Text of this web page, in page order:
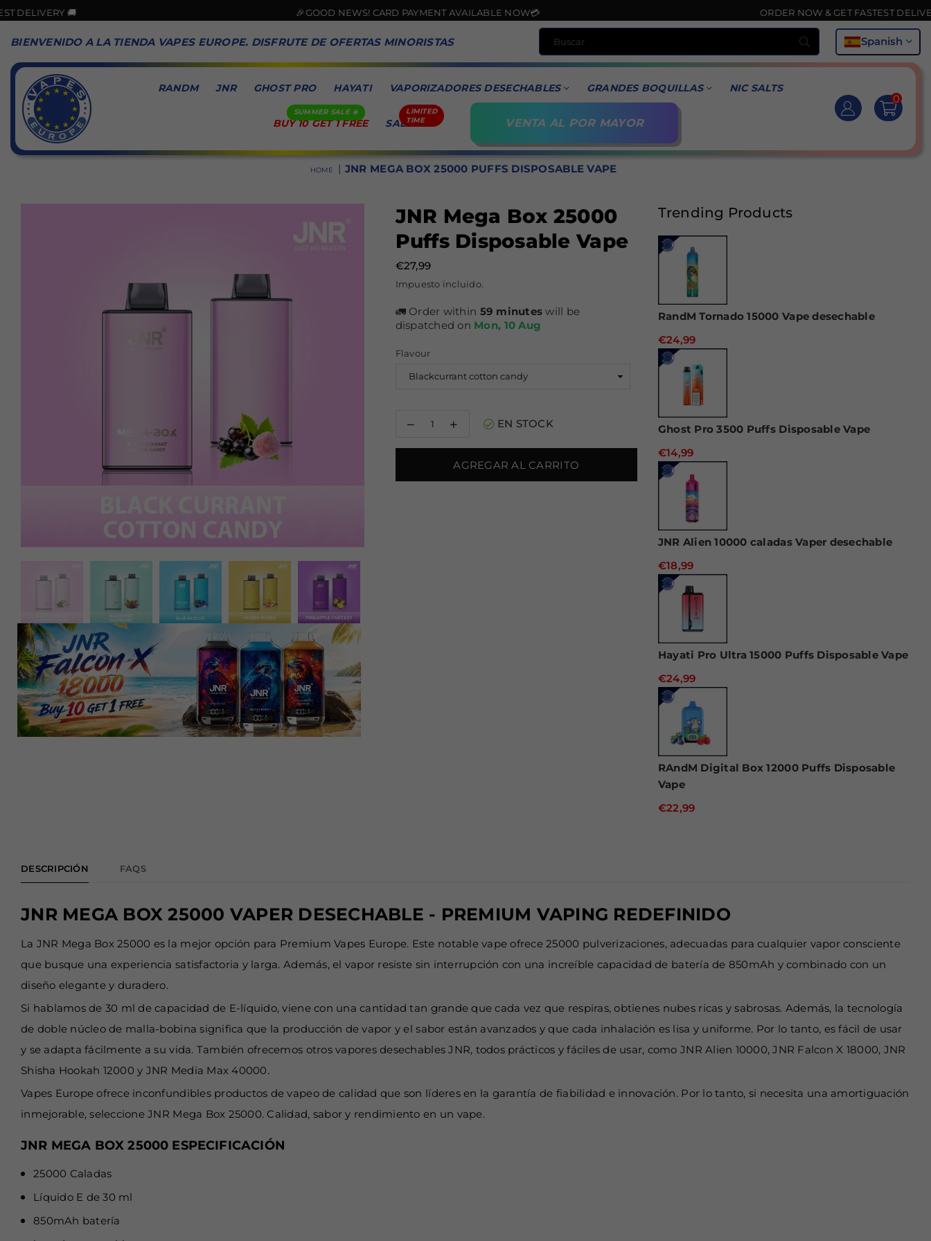
🎉GOOD NEWS! CARD PAYMENT AVAILABLE NOW💳 ORDER NOW & GET FASTEST DELIVERY 🚚
BIENVENIDO A LA TIENDA VAPES EUROPE. DISFRUTE DE OFERTAS MINORISTAS Spanish
VAPES
EUROPE
RANDM JNR GHOST PRO HAYATI VAPORIZADORES DESECHABLES GRANDES BOQUILLAS NIC SALTS
BUY 10 GET 1 FREE SALE VENTA AL POR MAYOR
0
HOME | JNR MEGA BOX 25000 PUFFS DISPOSABLE VAPE
JNR Mega Box 25000
Puffs Disposable Vape
Precio
habitual
€27,99
Impuesto incluido.
🚛 Order within 59 minutes will be
dispatched on Mon, 10 Aug
Flavour
Decrease
for
Box
Increase
for
JNR
Mega
Box
EN STOCK
AGREGAR AL CARRITO
Trending Products
RandM Tornado 15000 Vape desechable
€24,99
Ghost Pro 3500 Puffs Disposable Vape
€14,99
JNR Alien 10000 caladas Vaper desechable
€18,99
Hayati Pro Ultra 15000 Puffs Disposable Vape
€24,99
RAndM Digital Box 12000 Puffs Disposable
Vape
€22,99
DESCRIPCIÓN FAQS
JNR MEGA BOX 25000 VAPER DESECHABLE - PREMIUM VAPING REDEFINIDO
La JNR Mega Box 25000 es la mejor opción para Premium Vapes Europe. Este notable vape ofrece 25000 pulverizaciones, adecuadas para cualquier vapor consciente
que busque una experiencia satisfactoria y larga. Además, el vapor resiste sin interrupción con una increíble capacidad de batería de 850mAh y combinado con un
diseño elegante y duradero.
Si hablamos de 30 ml de capacidad de E-líquido, viene con una cantidad tan grande que cada vez que respiras, obtienes nubes ricas y sabrosas. Además, la tecnología
de doble núcleo de malla-bobina significa que la producción de vapor y el sabor están avanzados y que cada inhalación es lisa y uniforme. Por lo tanto, es fácil de usar
y se adapta fácilmente a su vida. También ofrecemos otros vapores desechables JNR, todos prácticos y fáciles de usar, como JNR Alien 10000, JNR Falcon X 18000, JNR
Shisha Hookah 12000 y JNR Media Max 40000.
Vapes Europe ofrece inconfundibles productos de vapeo de calidad que son líderes en la garantía de fiabilidad e innovación. Por lo tanto, si necesita una amortiguación
inmejorable, seleccione JNR Mega Box 25000. Calidad, sabor y rendimiento en un vape.
JNR MEGA BOX 25000 ESPECIFICACIÓN
25000 Caladas
Líquido E de 30 ml
850mAh batería